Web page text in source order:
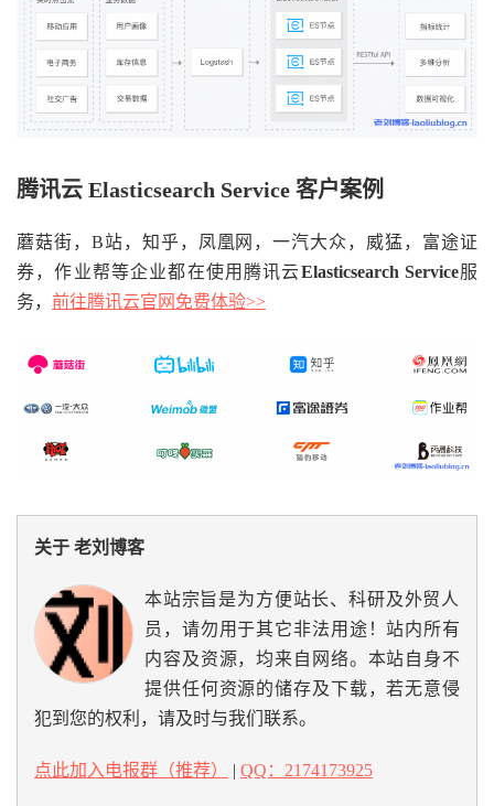
腾讯云 Elasticsearch Service 客户案例
蘑菇街，B站，知乎，凤凰网，一汽大众，威猛，富途证
券，作业帮等企业都在使用腾讯云Elasticsearch Service服
务， 前往腾讯云官网免费体验>>
关于 老刘博客
本站宗旨是为方便站长、科研及外贸人
员，请勿用于其它非法用途！站内所有
内容及资源，均来自网络。本站自身不
提供任何资源的储存及下载，若无意侵
犯到您的权利，请及时与我们联系。
点此加入电报群（推荐） | QQ：2174173925